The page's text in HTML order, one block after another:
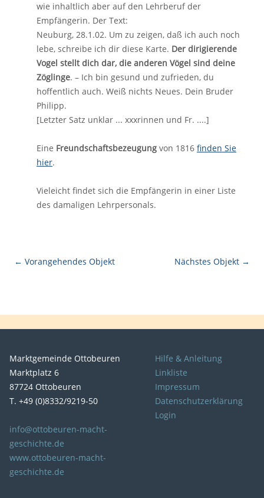
wie inhaltlich aber auf den Lehrberuf der
Empfängerin. Der Text:
Neuburg, 28.1.02. Um zu zeigen, daß ich auch noch
lebe, schreibe ich dir diese Karte. Der dirigierende
Vogel stellt dich dar, die anderen Vögel sind deine
Zöglinge. – Ich bin gesund und zufrieden, du
hoffentlich auch. Weiß nichts Neues. Dein Bruder
Philipp.
[Letzter Satz unklar ... xxxrinnen und Fr. ....]
Eine Freundschaftsbezeugung von 1816 finden Sie
hier.
Vieleicht findet sich die Empfängerin in einer Liste
des damaligen Lehrpersonals.
← Vorangehendes Objekt Nächstes Objekt →
Marktgemeinde Ottobeuren
Marktplatz 6
87724 Ottobeuren
T. +49 (0)8332/9219-50
info@ottobeuren-macht-
geschichte.de
www.ottobeuren-macht-
geschichte.de
Hilfe & Anleitung
Linkliste
Impressum
Datenschutzerklärung
Login